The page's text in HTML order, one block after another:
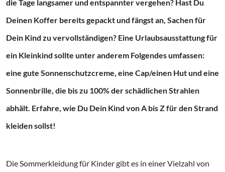
die Tage langsamer und entspannter vergehen? Hast Du
Deinen Koffer bereits gepackt und fängst an, Sachen für
Dein Kind zu vervollständigen? Eine Urlaubsausstattung für
ein Kleinkind sollte unter anderem Folgendes umfassen:
eine gute Sonnenschutzcreme, eine Cap/einen Hut und eine
Sonnenbrille, die bis zu 100% der schädlichen Strahlen
abhält. Erfahre, wie Du Dein Kind von A bis Z für den Strand
kleiden sollst!
Die Sommerkleidung für Kinder gibt es in einer Vielzahl von